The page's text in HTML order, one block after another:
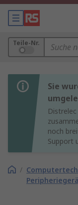
Teile-Nr.
Sie
noch
Support
/